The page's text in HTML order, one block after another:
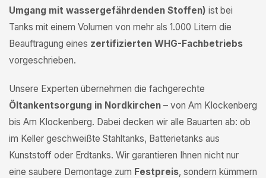
Umgang mit wassergefährdenden Stoffen) ist bei
Tanks mit einem Volumen von mehr als 1.000 Litern die
Beauftragung eines zertifizierten WHG-Fachbetriebs
vorgeschrieben.
Unsere Experten übernehmen die fachgerechte
Öltankentsorgung in Nordkirchen – von Am Klockenberg
bis Am Klockenberg. Dabei decken wir alle Bauarten ab: ob
im Keller geschweißte Stahltanks, Batterietanks aus
Kunststoff oder Erdtanks. Wir garantieren Ihnen nicht nur
eine saubere Demontage zum Festpreis, sondern kümmern